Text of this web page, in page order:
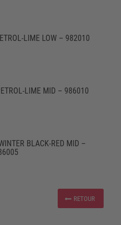
LIME LOW – 982010
LIME MID – 986010
BLACK-RED MID –
RETOUR